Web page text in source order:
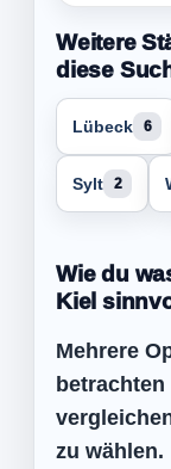
Weitere
diese
Lübeck 6
Sylt 2
Wie du
Kiel
Mehrere
zu wählen.